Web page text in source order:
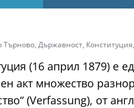
Търново, Държавност, Конституция,
(16 април 1879) е
акт множество
(Verfassung), от